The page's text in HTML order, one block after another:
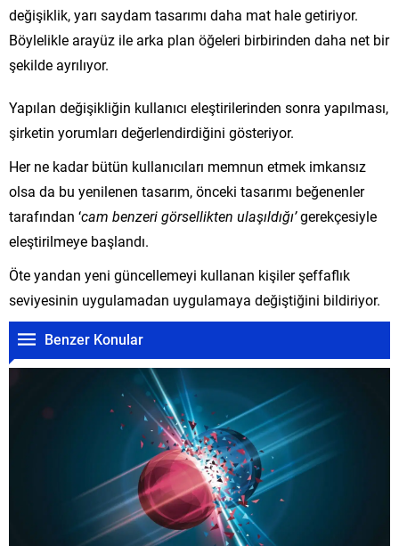
değişiklik, yarı saydam tasarımı daha mat hale getiriyor.
Böylelikle arayüz ile arka plan öğeleri birbirinden daha net bir
şekilde ayrılıyor.
Yapılan değişikliğin kullanıcı eleştirilerinden sonra yapılması,
şirketin yorumları değerlendirdiğini gösteriyor.
Her ne kadar bütün kullanıcıları memnun etmek imkansız
olsa da bu yenilenen tasarım, önceki tasarımı beğenenler
tarafından ‘cam benzeri görsellikten ulaşıldığı’gerekçesiyle
eleştirilmeye başlandı.
Öte yandan yeni güncellemeyi kullanan kişiler şeffaflık
seviyesinin uygulamadan uygulamaya değiştiğini bildiriyor.
Benzer Konular